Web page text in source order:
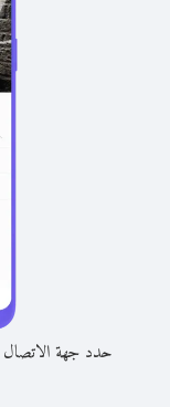
حدد جهة الاتصال